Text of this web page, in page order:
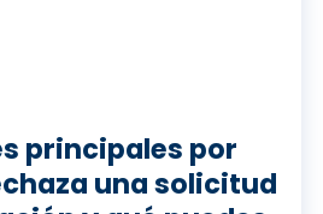
r
r
principales por
una solicitud